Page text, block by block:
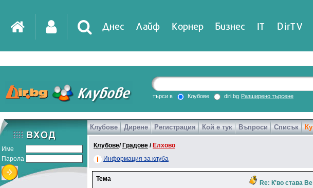
Днес Лайф Корнер Бизнес IT DirTV
търси в Клубове diri.bg Разширено търсене
Име
Парола
Клубове Дирене Регистрация Кой е тук Въпроси Списък
Клубове/ Градове / Елхово
Информация за клуба
Тема
Re: К'во става